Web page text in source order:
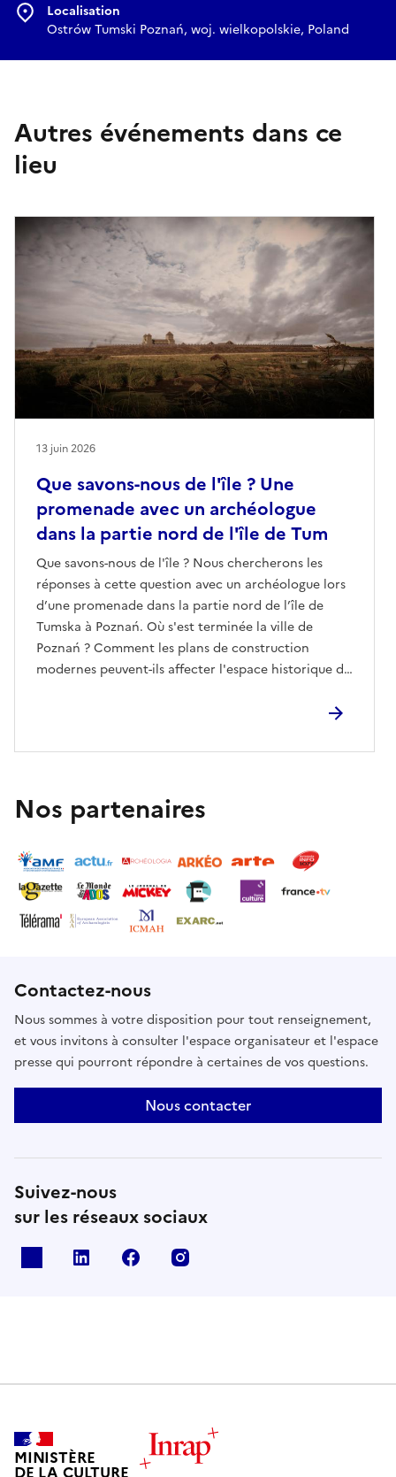
Localisation
Ostrów Tumski Poznań, woj. wielkopolskie, Poland
Autres événements dans ce
lieu
Que savons-nous de l'île ? Une
promenade avec un archéologue
dans la partie nord de l'île de Tum
Que savons-nous de l'île ? Nous chercherons les
réponses à cette question avec un archéologue lors
d’une promenade dans la partie nord de l’île de
Tumska à Poznań. Où s'est terminée la ville de
Poznań ? Comment les plans de construction
modernes peuvent-ils affecter l'espace historique de
chaussures confortables. Début de la promenade à
13 juin 2026
Nos partenaires
Contactez-nous
Nous sommes à votre disposition pour tout renseignement,
et vous invitons à consulter l'espace organisateur et l'espace
presse qui pourront répondre à certaines de vos questions.
Nous contacter
Suivez-nous
sur les réseaux sociaux
Linkedin Facebook
MINISTÈRE